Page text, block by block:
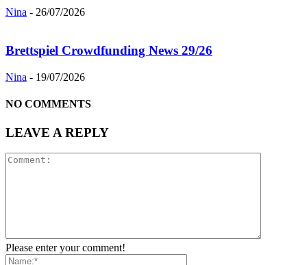
Nina - 26/07/2026
Brettspiel Crowdfunding News 29/26
Nina - 19/07/2026
NO COMMENTS
LEAVE A REPLY
Please enter your comment!